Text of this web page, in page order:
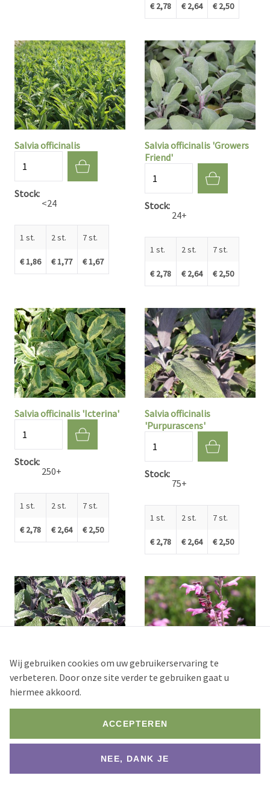
€ 2,78 € 2,64 € 2,50
Salvia officinalis
Stock
<24
1 st.
€ 1,86
2 st.
€ 1,77
7 st.
€ 1,67
Salvia officinalis 'Growers
Friend'
Stock
24+
1 st.
€ 2,78
2 st.
€ 2,64
7 st.
€ 2,50
Salvia officinalis 'Icterina'
Stock
250+
1 st.
€ 2,78
2 st.
€ 2,64
7 st.
€ 2,50
Salvia officinalis
'Purpurascens'
Stock
75+
1 st.
€ 2,78
2 st.
€ 2,64
7 st.
€ 2,50
Salvia officinalis 'Tricolor'
Aantal
75+
1 st. 2 st. 7 st.
Salvia 'Pink Amistad'
Stock
250+
1 st. 2 st. 7 st.
Wij gebruiken cookies om uw gebruikerservaring te
verbeteren. Door onze site verder te gebruiken gaat u
hiermee akkoord.
ACCEPTEREN
NEE, DANK JE